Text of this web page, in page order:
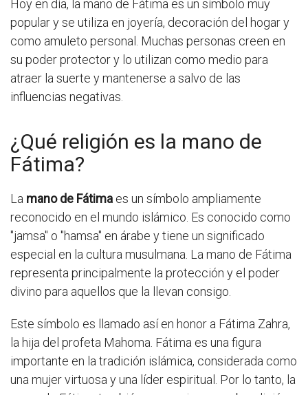
Hoy en día, la mano de Fátima es un símbolo muy
popular y se utiliza en joyería, decoración del hogar y
como amuleto personal. Muchas personas creen en
su poder protector y lo utilizan como medio para
atraer la suerte y mantenerse a salvo de las
influencias negativas.
¿Qué religión es la mano de
Fátima?
La mano de Fátima es un símbolo ampliamente
reconocido en el mundo islámico. Es conocido como
"jamsa" o "hamsa" en árabe y tiene un significado
especial en la cultura musulmana. La mano de Fátima
representa principalmente la protección y el poder
divino para aquellos que la llevan consigo.
Este símbolo es llamado así en honor a Fátima Zahra,
la hija del profeta Mahoma. Fátima es una figura
importante en la tradición islámica, considerada como
una mujer virtuosa y una líder espiritual. Por lo tanto, la